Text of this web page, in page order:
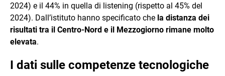
2024) e il 44% in quella di listening (rispetto al 45% del
2024). Dall’istituto hanno specificato che la distanza dei
risultati tra il Centro-Nord e il Mezzogiorno rimane molto
elevata.
I dati sulle competenze tecnologiche